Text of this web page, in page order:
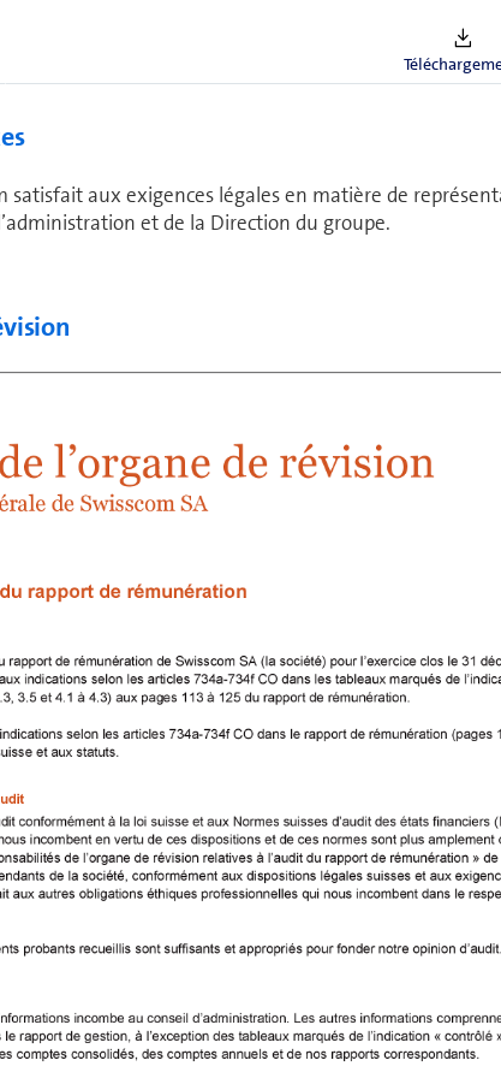
satisfait aux exigences légales en matière de
et de la Direction du groupe.